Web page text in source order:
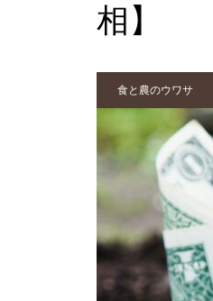
相】
食と農のウワサ